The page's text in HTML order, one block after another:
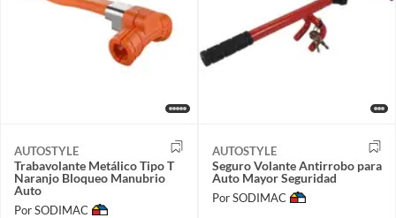
AUTOSTYLE
Trabavolante Metálico Tipo T
Naranjo Bloqueo Manubrio
Auto
Por SODIMAC
AUTOSTYLE
Seguro Volante Antirrobo para
Auto Mayor Seguridad
Por SODIMAC